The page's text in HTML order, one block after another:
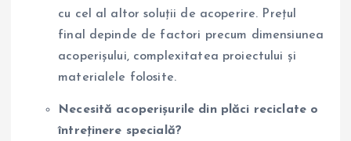
cu cel al altor soluții de acoperire. Prețul
final depinde de factori precum dimensiunea
acoperișului, complexitatea proiectului și
materialele folosite.
Necesită acoperișurile din plăci reciclate o
întreținere specială?